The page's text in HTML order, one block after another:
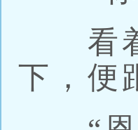
看着
下，便